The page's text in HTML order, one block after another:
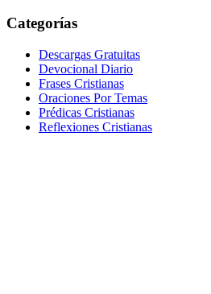
Categorías
Descargas Gratuitas
Devocional Diario
Frases Cristianas
Oraciones Por Temas
Prédicas Cristianas
Reflexiones Cristianas